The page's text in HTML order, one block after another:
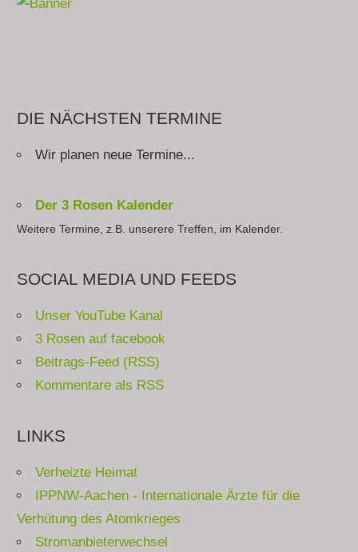
DIE NÄCHSTEN TERMINE
Wir planen neue Termine...
Der 3 Rosen Kalender
Weitere Termine, z.B. unserere Treffen, im Kalender.
SOCIAL MEDIA UND FEEDS
Unser YouTube Kanal
3 Rosen auf facebook
Beitrags-Feed (RSS)
Kommentare als RSS
LINKS
Verheizte Heimat
IPPNW-Aachen - Internationale Ärzte für die
Verhütung des Atomkrieges
Stromanbieterwechsel